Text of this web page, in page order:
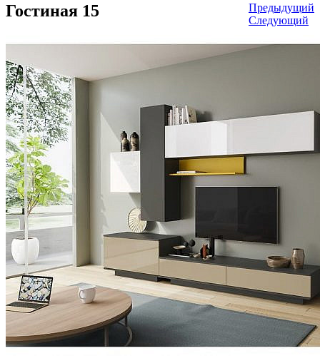
Предыдущий
Следующий
Гостиная 15